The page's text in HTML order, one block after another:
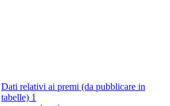
Dati relativi ai premi (da pubblicare in
tabelle) 1